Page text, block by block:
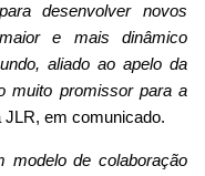
desenvolver novos
e mais dinâmico
aliado ao apelo da
muito promissor para a
em comunicado.
modelo de colaboração